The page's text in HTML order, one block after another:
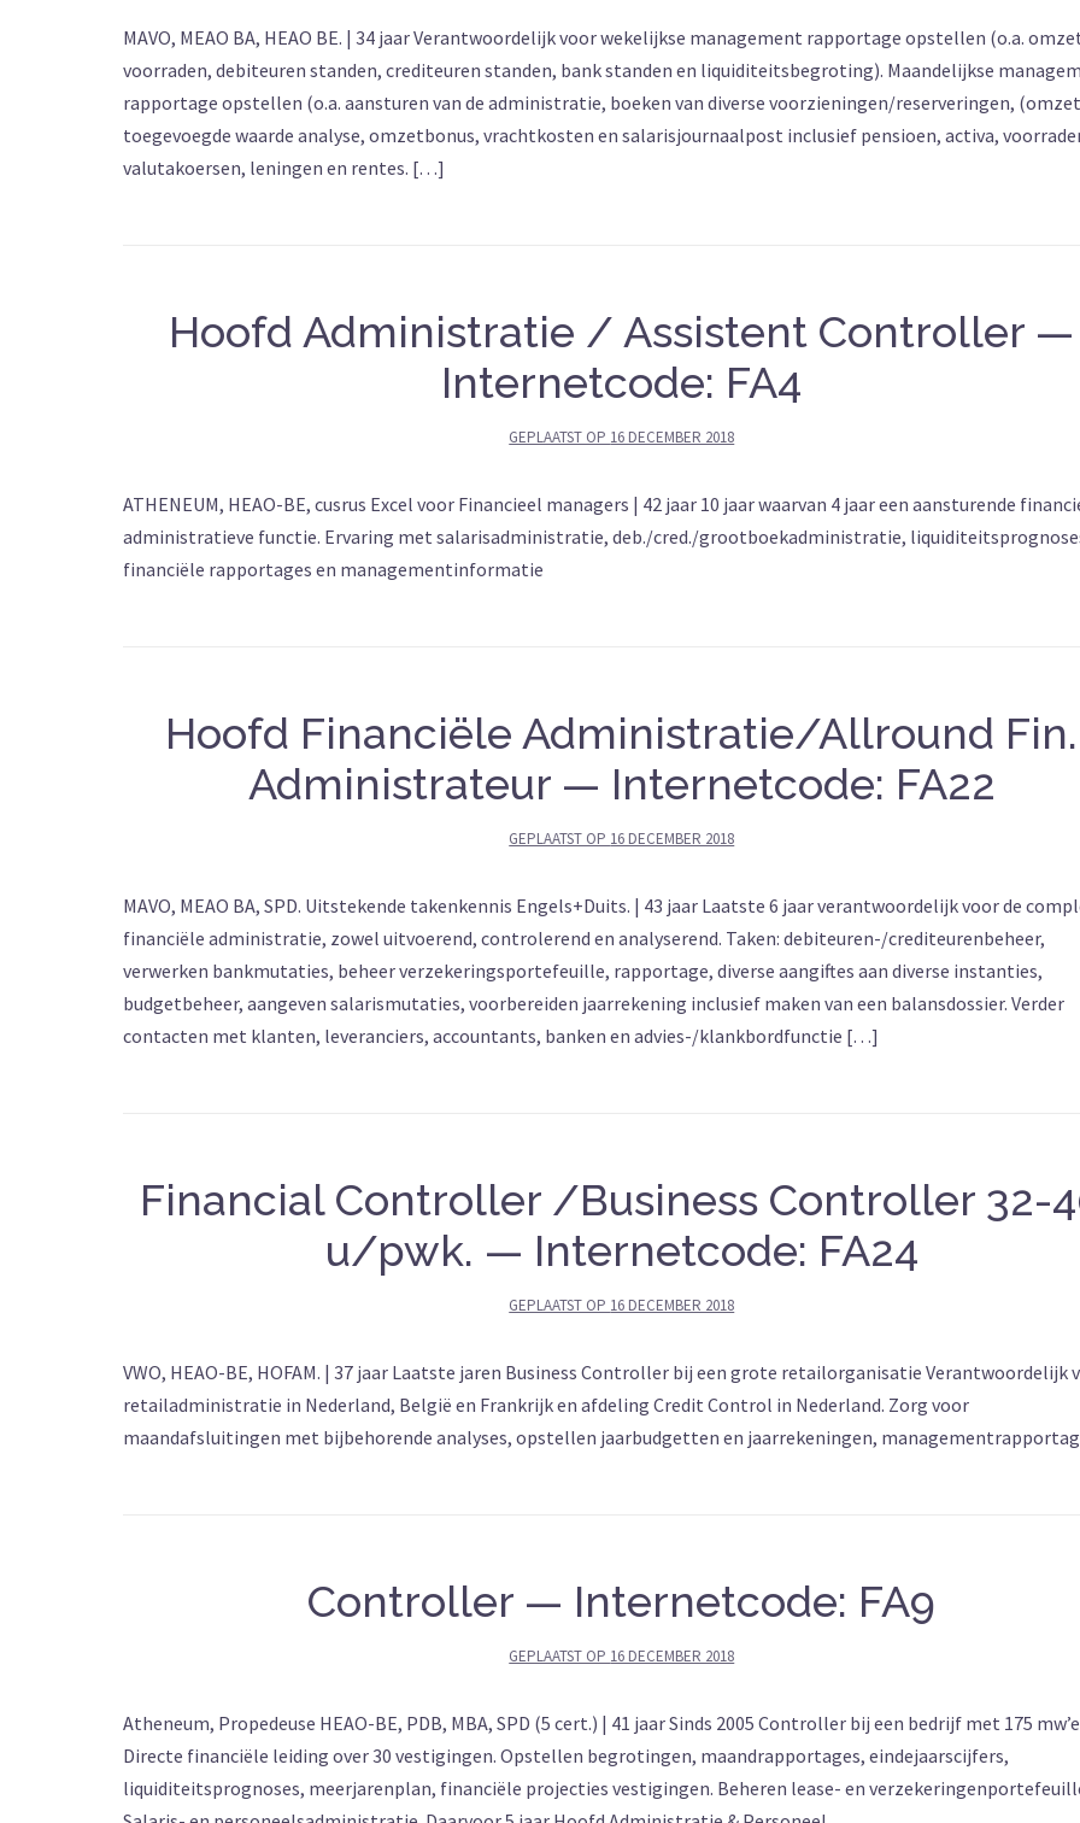
MAVO, MEAO BA, HEAO BE. | 34 jaar Verantwoordelijk voor wekelijkse management rapportage opstellen (o.a.
voorraden, debiteuren standen, crediteuren standen, bank standen en liquiditeitsbegroting). Maandelijkse
rapportage opstellen (o.a. aansturen van de administratie, boeken van diverse voorzieningen/reserveringen,
toegevoegde waarde analyse, omzetbonus, vrachtkosten en salarisjournaalpost inclusief pensioen, activa,
valutakoersen, leningen en rentes. […]
Hoofd Administratie / Assistent Controller —
Internetcode: FA4
GEPLAATST OP 16 DECEMBER 2018
ATHENEUM, HEAO-BE, cusrus Excel voor Financieel managers | 42 jaar 10 jaar waarvan 4 jaar een aansturende
administratieve functie. Ervaring met salarisadministratie, deb./cred./grootboekadministratie,
financiële rapportages en managementinformatie
Hoofd Financiële Administratie/Allround Fin.
Administrateur — Internetcode: FA22
GEPLAATST OP 16 DECEMBER 2018
MAVO, MEAO BA, SPD. Uitstekende takenkennis Engels+Duits. | 43 jaar Laatste 6 jaar verantwoordelijk voor de
financiële administratie, zowel uitvoerend, controlerend en analyserend. Taken: debiteuren-/crediteurenbeheer,
verwerken bankmutaties, beheer verzekeringsportefeuille, rapportage, diverse aangiftes aan diverse instanties,
budgetbeheer, aangeven salarismutaties, voorbereiden jaarrekening inclusief maken van een balansdossier. Verder
contacten met klanten, leveranciers, accountants, banken en advies-/klankbordfunctie […]
Financial Controller /Business Controller 32-
u/pwk. — Internetcode: FA24
GEPLAATST OP 16 DECEMBER 2018
VWO, HEAO-BE, HOFAM. | 37 jaar Laatste jaren Business Controller bij een grote retailorganisatie Verantwoordelijk
retailadministratie in Nederland, België en Frankrijk en afdeling Credit Control in Nederland. Zorg voor
maandafsluitingen met bijbehorende analyses, opstellen jaarbudgetten en jaarrekeningen,
Controller — Internetcode: FA9
GEPLAATST OP 16 DECEMBER 2018
Atheneum, Propedeuse HEAO-BE, PDB, MBA, SPD (5 cert.) | 41 jaar Sinds 2005 Controller bij een bedrijf met 175
Directe financiële leiding over 30 vestigingen. Opstellen begrotingen, maandrapportages, eindejaarscijfers,
liquiditeitsprognoses, meerjarenplan, financiële projecties vestigingen. Beheren lease- en